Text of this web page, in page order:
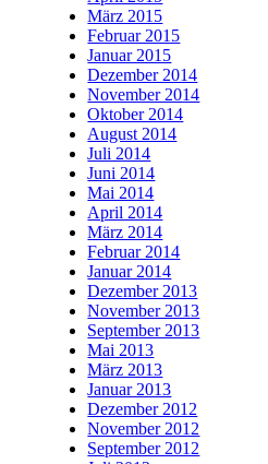
März 2015
Februar 2015
Januar 2015
Dezember 2014
November 2014
Oktober 2014
August 2014
Juli 2014
Juni 2014
Mai 2014
April 2014
März 2014
Februar 2014
Januar 2014
Dezember 2013
November 2013
September 2013
Mai 2013
März 2013
Januar 2013
Dezember 2012
November 2012
September 2012